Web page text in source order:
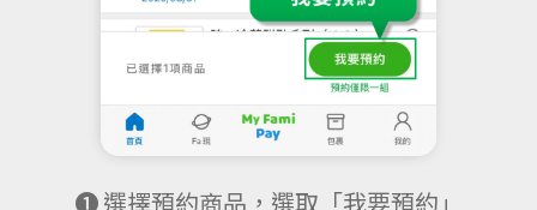
❶ 選擇預約商品，選取「我要預約」